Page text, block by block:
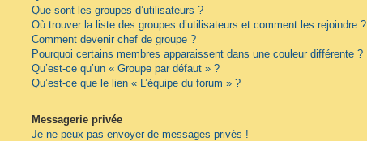
Que sont les groupes d’utilisateurs ?
Où trouver la liste des groupes d’utilisateurs et comment les rejoindre ?
Comment devenir chef de groupe ?
Pourquoi certains membres apparaissent dans une couleur différente ?
Qu’est-ce qu’un « Groupe par défaut » ?
Qu’est-ce que le lien « L’équipe du forum » ?
Messagerie privée
Je ne peux pas envoyer de messages privés !